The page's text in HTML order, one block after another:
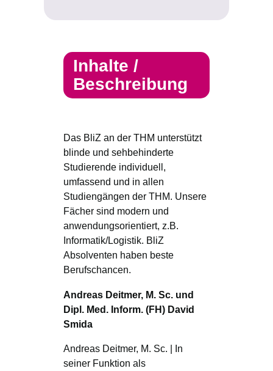
Inhalte /
Beschreibung
Das BliZ an der THM unterstützt
blinde und sehbehinderte
Studierende individuell,
umfassend und in allen
Studiengängen der THM. Unsere
Fächer sind modern und
anwendungsorientiert, z.B.
Informatik/Logistik. BliZ
Absolventen haben beste
Berufschancen.
Andreas Deitmer, M. Sc. und
Dipl. Med. Inform. (FH) David
Smida
Andreas Deitmer, M. Sc. | In
seiner Funktion als